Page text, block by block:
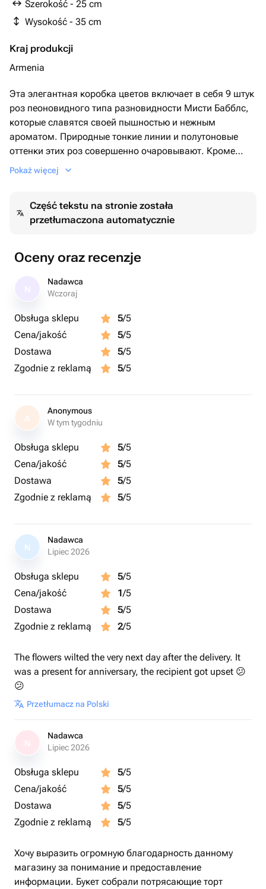
Szerokość - 25 cm
Wysokość - 35 cm
Kraj produkcji
Armenia
Эта элегантная коробка цветов включает в себя 9 штук
роз пеоновидного типа разновидности Мисти Бабблс,
которые славятся своей пышностью и нежным
ароматом. Природные тонкие линии и полутоновые
оттенки этих роз совершенно очаровывают. Кроме
того, композицию великолепно дополняют 5 ветвей
подходит в качестве подарка, который будет радовать
глаз и приносить эстетическое удовольствие на
Pokaż więcej
Część tekstu na stronie została
przetłumaczona automatycznie
Oceny oraz recenzje
Nadawca
Wczoraj
Obsługa sklepu 5/5
Cena/jakość
5/5
Dostawa
5/5
Zgodnie z reklamą
5/5
A
Anonymous
W tym tygodniu
Obsługa sklepu 5/5
Cena/jakość
5/5
Dostawa
5/5
Zgodnie z reklamą
5/5
N
Nadawca
Lipiec 2026
Obsługa sklepu 5/5
Cena/jakość
1/5
Dostawa
5/5
Zgodnie z reklamą
2/5
The flowers wilted the very next day after the delivery. It
was a present for anniversary, the recipient got upset 😕
😕
Przetłumacz na Polski
Nadawca
Lipiec 2026
Obsługa sklepu 5/5
Cena/jakość
5/5
Dostawa
5/5
Zgodnie z reklamą
5/5
Хочу выразить огромную благодарность данному
магазину за понимание и предоставление
информации. Букет собрали потрясающие торт